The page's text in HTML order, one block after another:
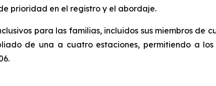
prioridad en el registro y el abordaje.
para las familias, incluidos sus miembros de
de una a cuatro estaciones, permitiendo a